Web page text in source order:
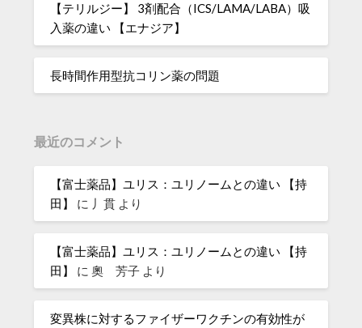
【テリルジー】 3剤配合（ICS/LAMA/LABA）吸
入薬の違い 【エナジア】
長時間作用型抗コリン薬の問題
最近のコメント
【富士薬品】ユリス：ユリノームとの違い 【持
田】
に 丿貫 より
【富士薬品】ユリス：ユリノームとの違い 【持
田】
に奧 芳子 より
変異株に対するファイザーワクチンの有効性が